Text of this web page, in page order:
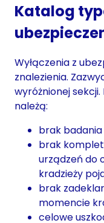
Katalog
Wyłączenia z
znalezienia.
wyróżnionej
należą:
brak
brak
urządzeń do
kradzieży
brak
momencie
celowe